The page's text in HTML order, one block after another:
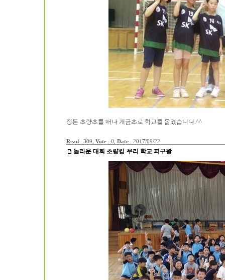
정든 초량초를 떠나 개금초로 학교를 옮겼습니다.^^
Read : 309, Vote: 0, Date: 2017/09/22
놀라운 대회 초량킹-우리 학교 피구왕